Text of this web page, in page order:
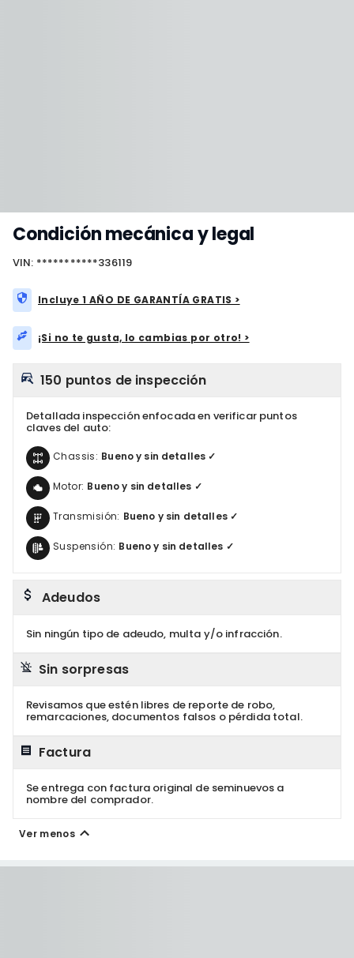
Condición mecánica y legal
VIN: ***********336119
Incluye 1 AÑO DE GARANTÍA GRATIS >
¡Si no te gusta, lo cambias por otro! >
150 puntos de inspección
Detallada inspección enfocada en verificar puntos
claves del auto:
Chassis: Bueno y sin detalles ✓
Motor: Bueno y sin detalles ✓
Transmisión: Bueno y sin detalles ✓
Suspensión: Bueno y sin detalles ✓
Adeudos
Sin ningún tipo de adeudo, multa y/o infracción.
Sin sorpresas
Revisamos que estén libres de reporte de robo,
remarcaciones, documentos falsos o pérdida total.
Factura
Se entrega con factura original de seminuevos a
nombre del comprador.
Ver menos